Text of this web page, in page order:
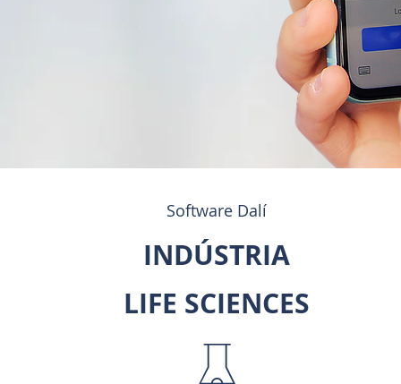
Software Dalí
INDÚSTRIA
LIFE SCIENCES